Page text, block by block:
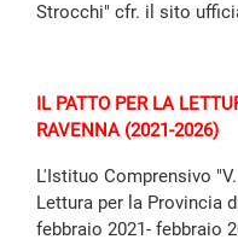
Strocchi" cfr. il sito
IL PATTO PER LA
RAVENNA (2021-2026)
L'Istituo Comprensivo
Lettura per la Provincia
febbraio 2021- febbraio